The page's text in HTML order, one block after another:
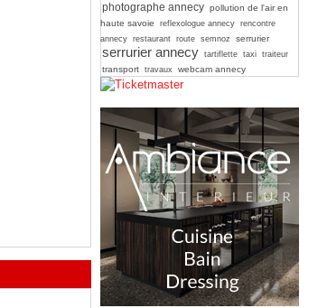
photographe annecy pollution de l'air en
haute savoie
reflexologue annecy rencontre
annecy restaurant route semnoz serrurier
serrurier annecy tartiflette taxi traiteur
transport travaux webcam annecy